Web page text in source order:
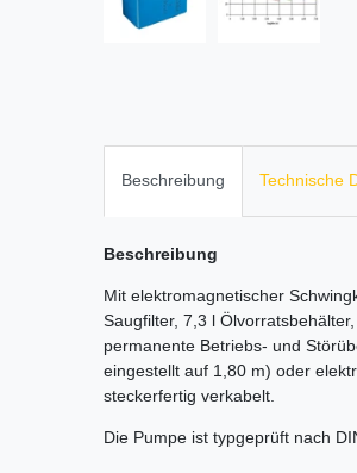
Beschreibung Technische
Beschreibung
Mit elektromagnetischer
Saugfilter, 7,3 l
permanente Betriebs- und
eingestellt auf 1,80 m) oder
steckerfertig verkabelt.
Die Pumpe ist typgeprüft nach